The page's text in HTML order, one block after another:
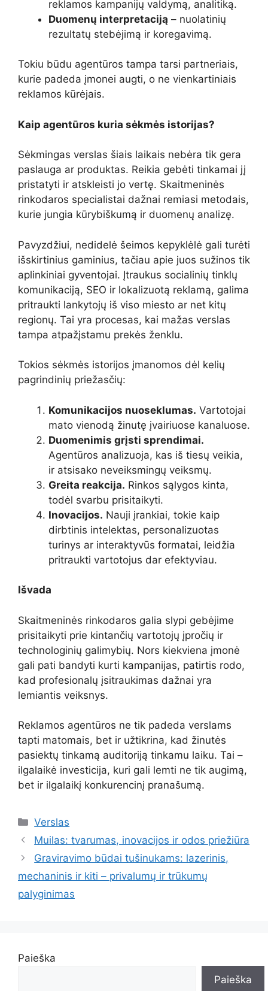
reklamos kampanijų valdymą, analitiką.
Duomenų interpretaciją – nuolatinių
rezultatų stebėjimą ir koregavimą.
Tokiu būdu agentūros tampa tarsi partneriais,
kurie padeda įmonei augti, o ne vienkartiniais
reklamos kūrėjais.
Kaip agentūros kuria sėkmės istorijas?
Sėkmingas verslas šiais laikais nebėra tik gera
paslauga ar produktas. Reikia gebėti tinkamai jį
pristatyti ir atskleisti jo vertę. Skaitmeninės
rinkodaros specialistai dažnai remiasi metodais,
kurie jungia kūrybiškumą ir duomenų analizę.
Pavyzdžiui, nedidelė šeimos kepyklėlė gali turėti
išskirtinius gaminius, tačiau apie juos sužinos tik
aplinkiniai gyventojai. Įtraukus socialinių tinklų
komunikaciją, SEO ir lokalizuotą reklamą, galima
pritraukti lankytojų iš viso miesto ar net kitų
regionų. Tai yra procesas, kai mažas verslas
tampa atpažįstamu prekės ženklu.
Tokios sėkmės istorijos įmanomos dėl kelių
pagrindinių priežasčių:
Komunikacijos nuoseklumas. Vartotojai
mato vienodą žinutę įvairiuose kanaluose.
Duomenimis grįsti sprendimai.
Agentūros analizuoja, kas iš tiesų veikia,
ir atsisako neveiksmingų veiksmų.
Greita reakcija. Rinkos sąlygos kinta,
todėl svarbu prisitaikyti.
Inovacijos. Nauji įrankiai, tokie kaip
dirbtinis intelektas, personalizuotas
turinys ar interaktyvūs formatai, leidžia
pritraukti vartotojus dar efektyviau.
Išvada
Skaitmeninės rinkodaros galia slypi gebėjime
prisitaikyti prie kintančių vartotojų įpročių ir
technologinių galimybių. Nors kiekviena įmonė
gali pati bandyti kurti kampanijas, patirtis rodo,
kad profesionalų įsitraukimas dažnai yra
lemiantis veiksnys.
Reklamos agentūros ne tik padeda verslams
tapti matomais, bet ir užtikrina, kad žinutės
pasiektų tinkamą auditoriją tinkamu laiku. Tai –
ilgalaikė investicija, kuri gali lemti ne tik augimą,
bet ir ilgalaikį konkurencinį pranašumą.
Kategorijos
Verslas
Muilas: tvarumas, inovacijos ir odos priežiūra
Graviravimo būdai tušinukams: lazerinis,
mechaninis ir kiti – privalumų ir trūkumų
palyginimas
Paieška
Paieška